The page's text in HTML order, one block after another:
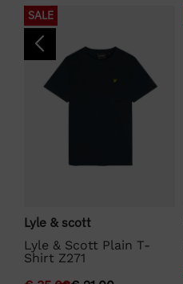
SALE
Lyle & scott
Lyle & Scott Plain T-
Shirt Z271